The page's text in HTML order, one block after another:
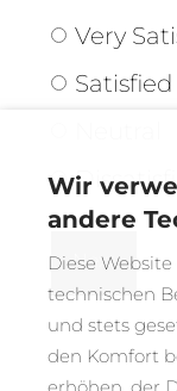
Very
Satisfied
Wir
andere
Diese
technischen
und stets
den Komfort